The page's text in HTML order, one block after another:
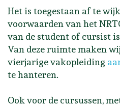
Het is toegestaan af te
voorwaarden van het
van de student of cursist
Van deze ruimte maken
vierjarige vakopleiding
te hanteren.
Ook voor de cursussen,